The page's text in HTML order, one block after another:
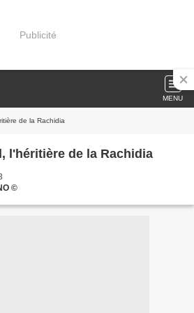
Publicité
MENU
de la Rachidia
l'héritière de la Rachidia
©